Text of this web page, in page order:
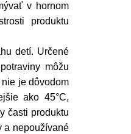
v hornom
produktu
detí. Určené
môžu
je dôvodom
ako 45°C,
časti produktu
a nepoužívané